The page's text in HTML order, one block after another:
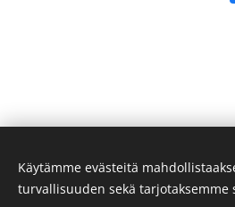
Käytämme evästeitä
turvallisuuden sekä